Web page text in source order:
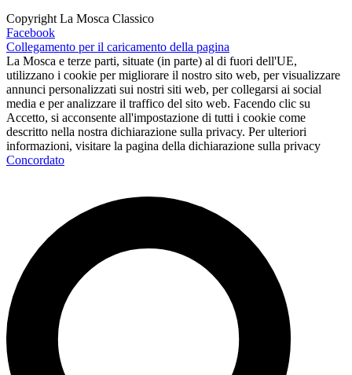
Copyright La Mosca Classico
Facebook
Collegamento per il caricamento della pagina
La Mosca e terze parti, situate (in parte) al di fuori dell'UE,
utilizzano i cookie per migliorare il nostro sito web, per visualizzare
annunci personalizzati sui nostri siti web, per collegarsi ai social
media e per analizzare il traffico del sito web. Facendo clic su
Accetto, si acconsente all'impostazione di tutti i cookie come
descritto nella nostra dichiarazione sulla privacy. Per ulteriori
informazioni, visitare la pagina della dichiarazione sulla privacy
Concordato